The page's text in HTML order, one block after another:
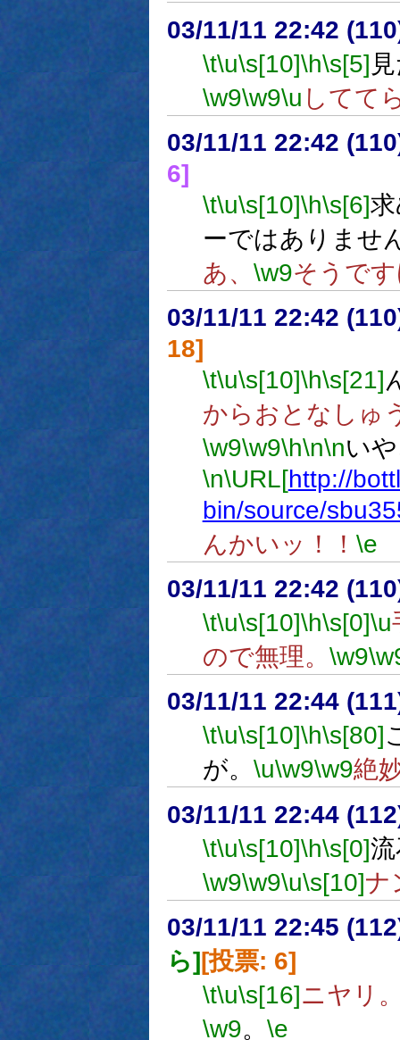
03/11/11 22:42
\t\u\s[10]\h\s[5]
\w9\w9\u してて
03/11/11 22:42
6]
\t\u\s[10]\h\s[6]
ーではありませ
あ、 \w9そうで
03/11/11 22:42
18]
\t\u\s[10]\h\s[21]
からおとなしゅ
\w9\w9\h\n\nい
\n\URL[http://
bin/source/
んかいッ！！ \e
03/11/11 22:42
\t\u\s[10]\h\s[0]\u
ので無理。 \w9
03/11/11 22:44
\t\u\s[10]\h\s[80]
が。 \u\w9\w9絶
03/11/11 22:44
\t\u\s[10]\h\s[0]
\w9\w9\u\s[10]ナ
03/11/11 22:45
ら][投票: 6]
\t\u\s[16]ニヤリ
\w9。 \e